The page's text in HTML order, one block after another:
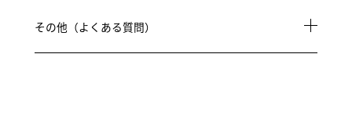
その他（よくある質問）